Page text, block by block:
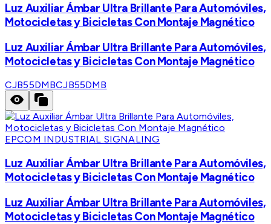
Luz Auxiliar Ámbar Ultra Brillante Para Automóviles,
Motocicletas y Bicicletas Con Montaje Magnético
Luz Auxiliar Ámbar Ultra Brillante Para Automóviles,
Motocicletas y Bicicletas Con Montaje Magnético
CJB55DMBCJB55DMB
EPCOM INDUSTRIAL SIGNALING
Luz Auxiliar Ámbar Ultra Brillante Para Automóviles,
Motocicletas y Bicicletas Con Montaje Magnético
Luz Auxiliar Ámbar Ultra Brillante Para Automóviles,
Motocicletas y Bicicletas Con Montaje Magnético